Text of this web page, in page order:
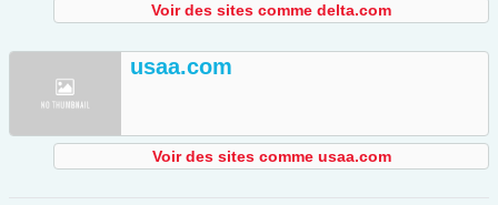
Voir des sites comme delta.com
usaa.com
Voir des sites comme usaa.com